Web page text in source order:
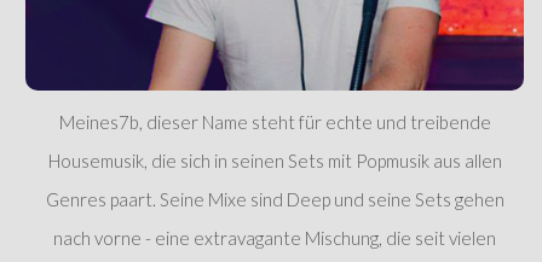
Meines7b, dieser Name steht für echte und treibende
Housemusik, die sich in seinen Sets mit Popmusik aus allen
Genres paart. Seine Mixe sind Deep und seine Sets gehen
nach vorne - eine extravagante Mischung, die seit vielen